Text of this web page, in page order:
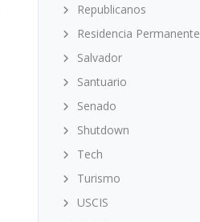
Republicanos
Residencia Permanente
Salvador
Santuario
Senado
Shutdown
Tech
Turismo
USCIS